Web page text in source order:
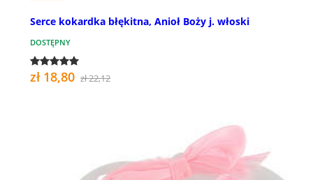
Serce kokardka błękitna, Anioł Boży j. włoski
DOSTĘPNY
zł 18,80 zł 22,12